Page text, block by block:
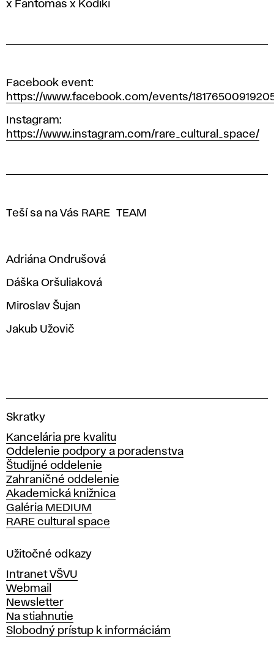
x Fantomas x Kodiki
Facebook event:
https://www.facebook.com/events/
Instagram:
https://www.instagram.com/rare_cultural_space/
Teší sa na Vás RARE~TEAM
Adriána Ondrušová
Dáška Oršuliaková
Miroslav Šujan
Jakub Užovič
V
s
o
k
á
š
k
o
a
ý
t
v
a
r
Skratky
Kancelária pre kvalitu
Oddelenie podpory a poradenstva
Študijné oddelenie
Zahraničné oddelenie
Akademická knižnica
Galéria MEDIUM
RARE cultural space
Užitočné odkazy
Intranet VŠVU
Webmail
Newsletter
Na stiahnutie
Slobodný prístup k informáciám